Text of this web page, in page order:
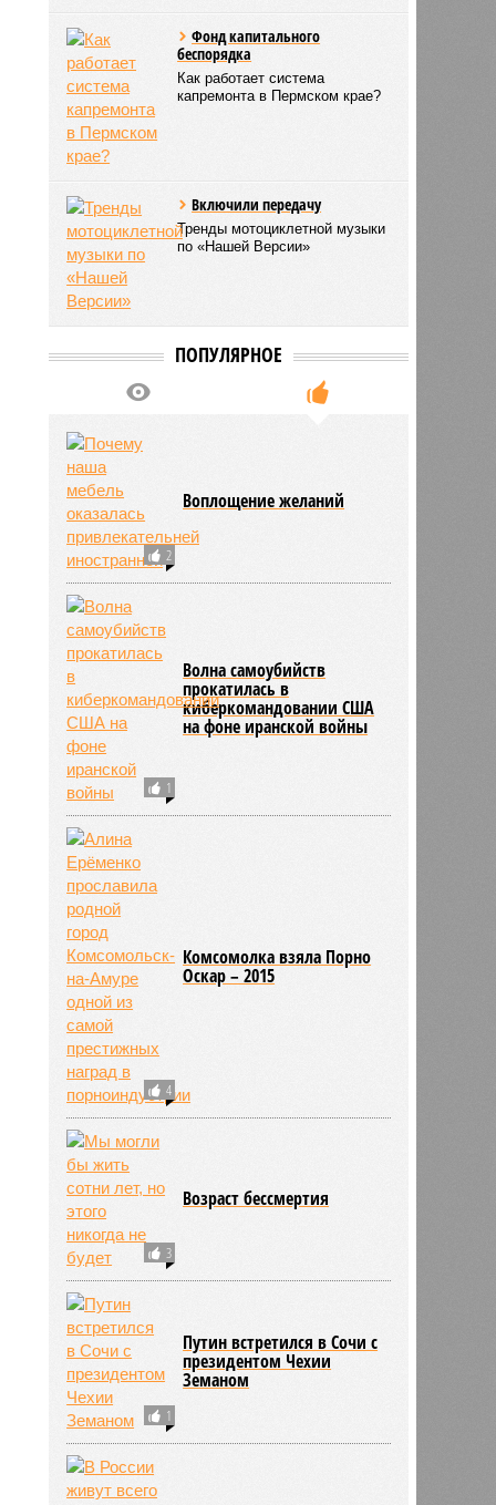
Фонд капитального
беспорядка
Как работает система
капремонта в Пермском крае?
Включили передачу
Тренды мотоциклетной музыки
по «Нашей Версии»
ПОПУЛЯРНОЕ
2
Воплощение желаний
1
Волна самоубийств
прокатилась в
киберкомандовании США
на фоне иранской войны
4
Комсомолка взяла Порно
Оскар – 2015
3
Возраст бессмертия
1
Путин встретился в Сочи с
президентом Чехии
Земаном